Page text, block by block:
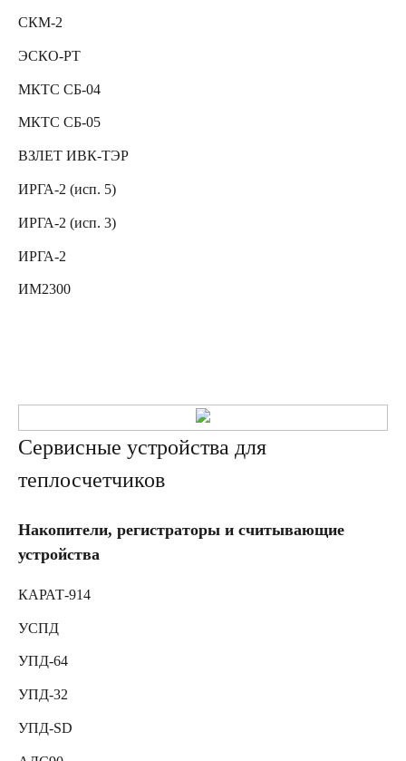
СКМ-2
ЭСКО-РТ
МКТС СБ-04
МКТС СБ-05
ВЗЛЕТ ИВК-ТЭР
ИРГА-2 (исп. 5)
ИРГА-2 (исп. 3)
ИРГА-2
ИМ2300
Сервисные устройства для
теплосчетчиков
Накопители, регистраторы и считывающие
устройства
КАРАТ-914
УСПД
УПД-64
УПД-32
УПД-SD